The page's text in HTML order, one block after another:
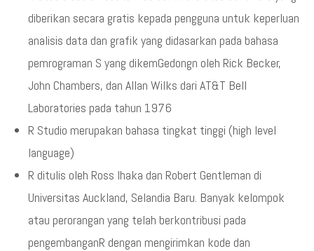
diberikan secara gratis kepada pengguna untuk keperluan
analisis data dan grafik yang didasarkan pada bahasa
pemrograman S yang dikemGedongn oleh Rick Becker,
John Chambers, dan Allan Wilks dari AT&T Bell
Laboratories pada tahun 1976
R Studio merupakan bahasa tingkat tinggi (high level
language)
R ditulis oleh Ross Ihaka dan Robert Gentleman di
Universitas Auckland, Selandia Baru. Banyak kelompok
atau perorangan yang telah berkontribusi pada
pengembanganR dengan mengirimkan kode dan